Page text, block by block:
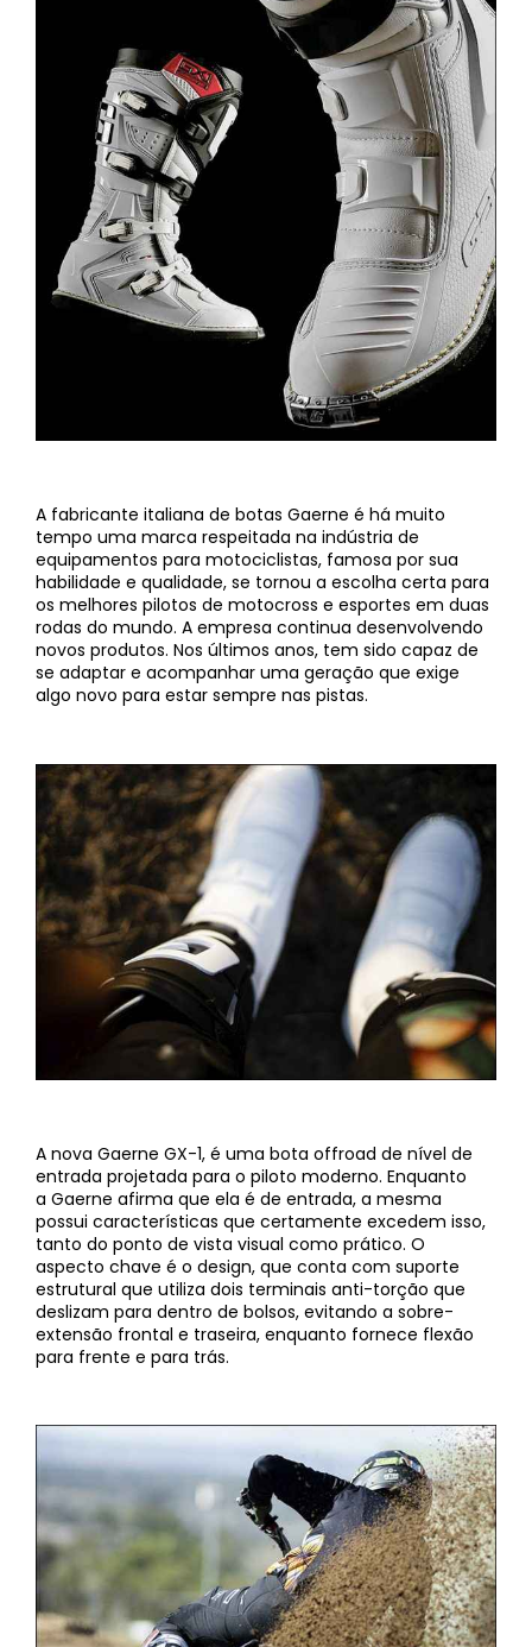
A fabricante italiana de botas Gaerne é há muito
tempo uma marca respeitada na indústria de
equipamentos para motociclistas, famosa por sua
habilidade e qualidade, se tornou a escolha certa para
os melhores pilotos de motocross e esportes em duas
rodas do mundo. A empresa continua desenvolvendo
novos produtos. Nos últimos anos, tem sido capaz de
se adaptar e acompanhar uma geração que exige
algo novo para estar sempre nas pistas.
A nova Gaerne GX-1, é uma bota offroad de nível de
entrada projetada para o piloto moderno. Enquanto
a Gaerne afirma que ela é de entrada, a mesma
possui características que certamente excedem isso,
tanto do ponto de vista visual como prático. O
aspecto chave é o design, que conta com suporte
estrutural que utiliza dois terminais anti-torção que
deslizam para dentro de bolsos, evitando a sobre-
extensão frontal e traseira, enquanto fornece flexão
para frente e para trás.